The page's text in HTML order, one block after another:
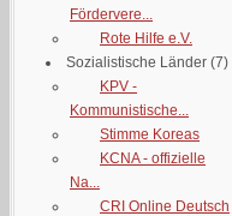
Fördervere...
Rote Hilfe e.V.
Sozialistische Länder (7)
KPV -
Kommunistische...
Stimme Koreas
KCNA - offizielle
Na...
CRI Online Deutsch